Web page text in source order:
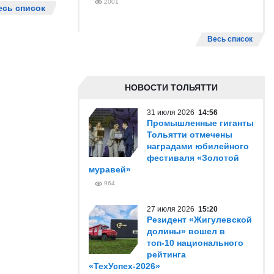
список
2001
Весь список
НОВОСТИ ТОЛЬЯТТИ
31 июля 2026 14:56
Промышленные гиганты
Тольятти отмечены
наградами юбилейного
фестиваля «Золотой
муравей»
964
27 июля 2026 15:20
Резидент «Жигулевской
долины» вошел в
топ-10 национального
рейтинга
«ТехУспех-2026»